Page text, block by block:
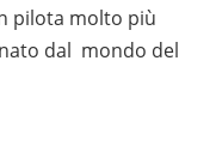
pilota molto più
dal mondo del